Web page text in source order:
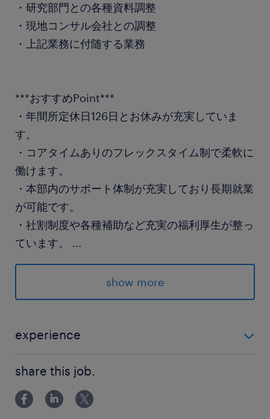
・研究部門との各種資料調整
・現地コンサル会社との調整
・上記業務に付随する業務
***おすすめPoint***
・年間所定休日126日とお休みが充実していま
す。
・コアタイムありのフレックスタイム制で柔軟に
働けます。
・本部内のサポート体制が充実しており長期就業
が可能です。
・社割制度や各種補助など充実の福利厚生が整っ
ています。 ...
主力である化粧品事業を中心に、伝統ある紅事業
る老舗企業です。数々のヒットブランドを世に送
環境が整っています。
最寄駅
show more
experience
の輸出申請に対応した経験があること（海外輸出コン
サル会社にてEU圏の化粧品領域を担当した経験でも
可）
share this job.